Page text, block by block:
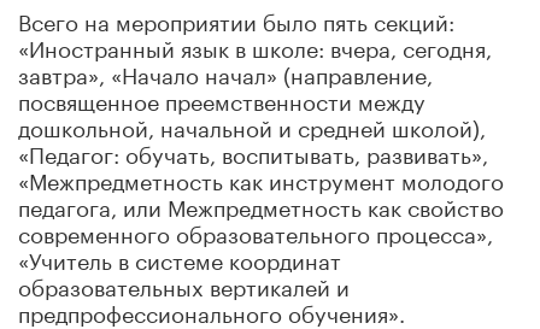
Всего на мероприятии было пять секций:
«Иностранный язык в школе: вчера, сегодня,
завтра», «Начало начал» (направление,
посвященное преемственности между
дошкольной, начальной и средней школой),
«Педагог: обучать, воспитывать, развивать»,
«Межпредметность как инструмент молодого
педагога, или Межпредметность как свойство
современного образовательного процесса»,
«Учитель в системе координат
образовательных вертикалей и
предпрофессионального обучения».